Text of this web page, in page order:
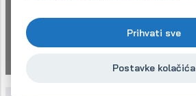
Pozovite +421 918 989 695
Prihvati sve
Postavke kolačića